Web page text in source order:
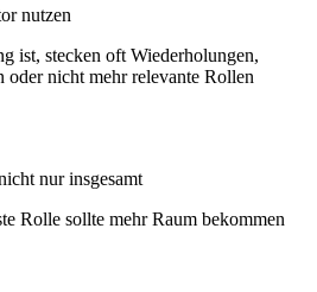
nutzen
ist, stecken oft Wiederholungen,
nicht mehr relevante Rollen
nur insgesamt
Rolle sollte mehr Raum bekommen